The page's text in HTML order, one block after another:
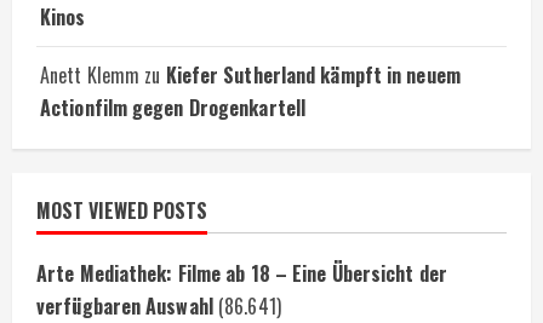
Kinos
Anett Klemm zu Kiefer Sutherland kämpft in neuem
Actionfilm gegen Drogenkartell
MOST VIEWED POSTS
Arte Mediathek: Filme ab 18 – Eine Übersicht der
verfügbaren Auswahl (86.641)